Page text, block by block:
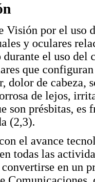
Visión por el uso
y oculares
durante el uso
que
dolor de cabeza,
de lejos,
son présbitas,
(2,3).
el avance
todas las
en un